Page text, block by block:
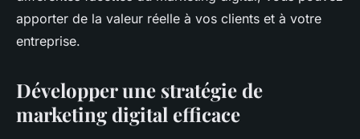
apporter de la valeur réelle à vos clients et à votre
entreprise.
Développer une stratégie de
marketing digital efficace